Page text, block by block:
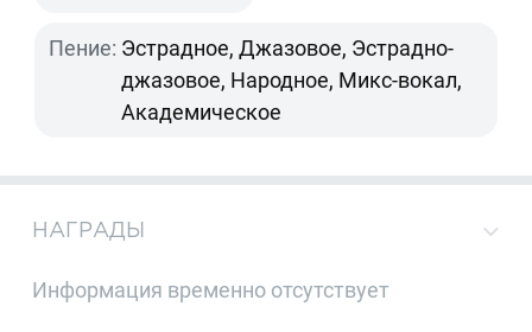
Пение: Эстрадное, Джазовое, Эстрадно-
джазовое, Народное, Микс-вокал,
Академическое
НАГРАДЫ
Информация временно отсутствует